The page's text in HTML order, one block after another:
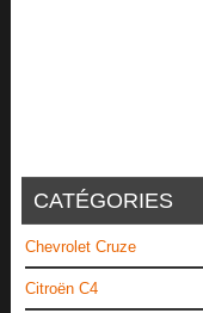
CATÉGORIES
Chevrolet Cruze
Citroën C4